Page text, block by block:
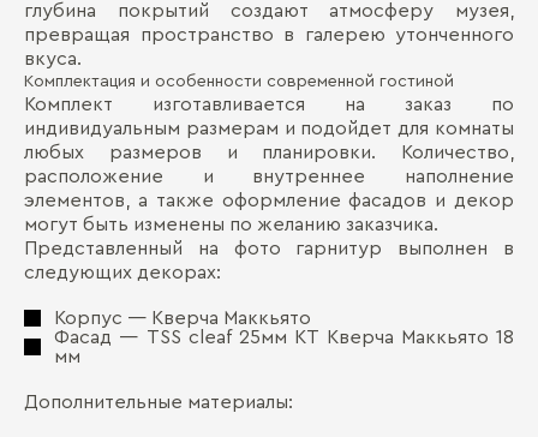
глубина покрытий создают атмосферу музея,
превращая пространство в галерею утонченного
вкуса.
Комплектация и особенности современной гостиной
Комплект изготавливается на заказ по
индивидуальным размерам и подойдет для комнаты
любых размеров и планировки. Количество,
расположение и внутреннее наполнение
элементов, а также оформление фасадов и декор
могут быть изменены по желанию заказчика.
Представленный на фото гарнитур выполнен в
следующих декорах:
Корпус — Кверча Маккьято
Фасад — TSS cleaf 25мм KT Кверча Маккьято 18
мм
Дополнительные материалы: